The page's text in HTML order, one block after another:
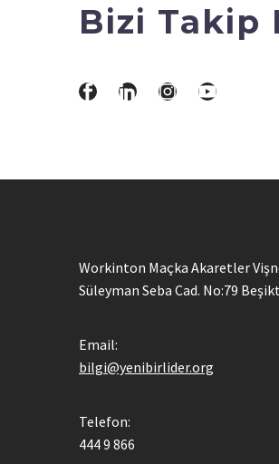
Bizi Takip
Workinton Maçka Akaretler
Süleyman Seba Cad. No:79
Email:
bilgi@yenibirlider.org
Telefon:
444 9 866